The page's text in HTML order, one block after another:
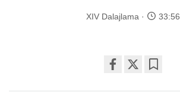
XIV Dalajlama 33:56
on